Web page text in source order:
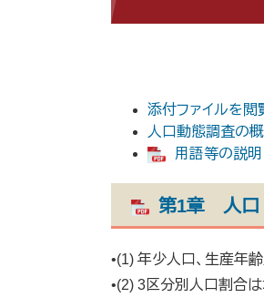
添付ファイルを閲
人口動態調査の
用語等の説明
第1章 人口
•(1) 年少人口、生産年
•(2) 3区分別人口割合